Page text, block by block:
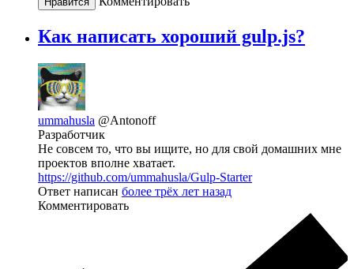
Как написать хороший gulp.js?
ummahusla @Antonoff
Разработчик
Не совсем то, что вы ищите, но для свой домашних мне
проектов вполне хватает.
https://github.com/ummahusla/Gulp-Starter
Ответ написан более трёх лет назад
Комментировать